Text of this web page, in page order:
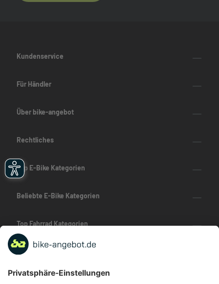
Kundenservice
Für Händler
Über bike-angebot
Rechtliches
Top E-Bike Kategorien
Beliebte E-Bike Kategorien
Top Fahrrad Kategorien
Beliebte Fahrrad-Kategorien
Marken-Highlights